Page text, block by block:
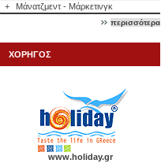
+
Μάνατζμεντ - Μάρκετινγκ
περισσότερα
ΧΟΡΗΓΟΣ
www.holiday.gr